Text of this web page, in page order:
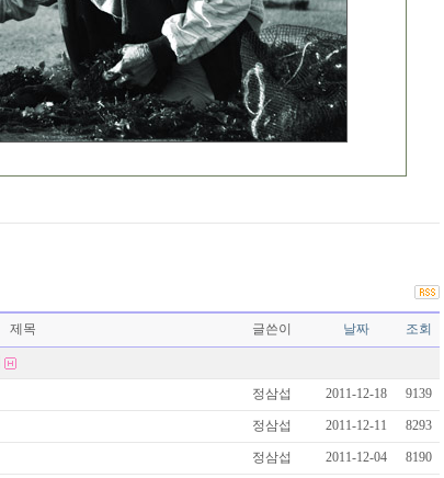
제목 글쓴이 날짜 조회
정삼섭 2011-12-18 9139
정삼섭 2011-12-11 8293
정삼섭 2011-12-04 8190